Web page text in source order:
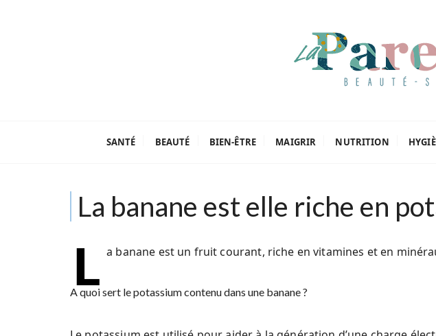
Parenthèse Tutoriels
SANTÉ BEAUTÉ BIEN-ÊTRE MAIGRIR NUTRITION
La banane est elle riche en
L a banane est un fruit courant, riche en vitamines et en
A quoi sert le potassium contenu dans une banane ?